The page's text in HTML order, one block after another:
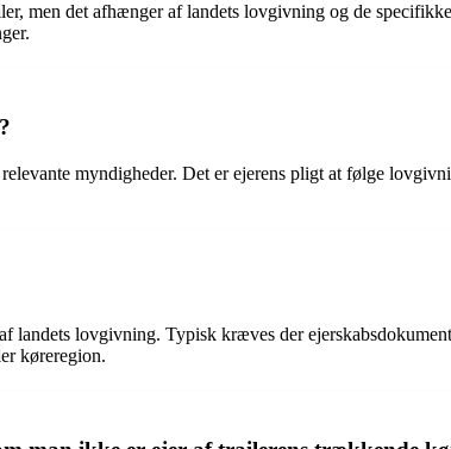
men det afhænger af landets lovgivning og de
myndigheder. Det er ejerens pligt at følge
lovgivning. Typisk kræves der
køreregion.